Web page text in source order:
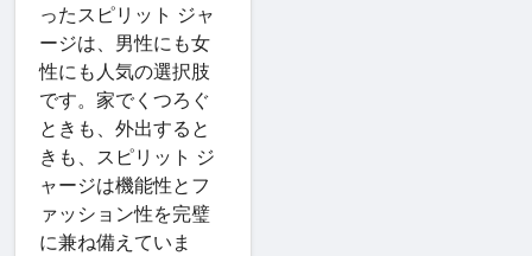
ったスピリット ジャ
ージは、男性にも女
性にも人気の選択肢
です。家でくつろぐ
ときも、外出すると
きも、スピリット ジ
ャージは機能性とフ
ァッション性を完璧
に兼ね備えていま